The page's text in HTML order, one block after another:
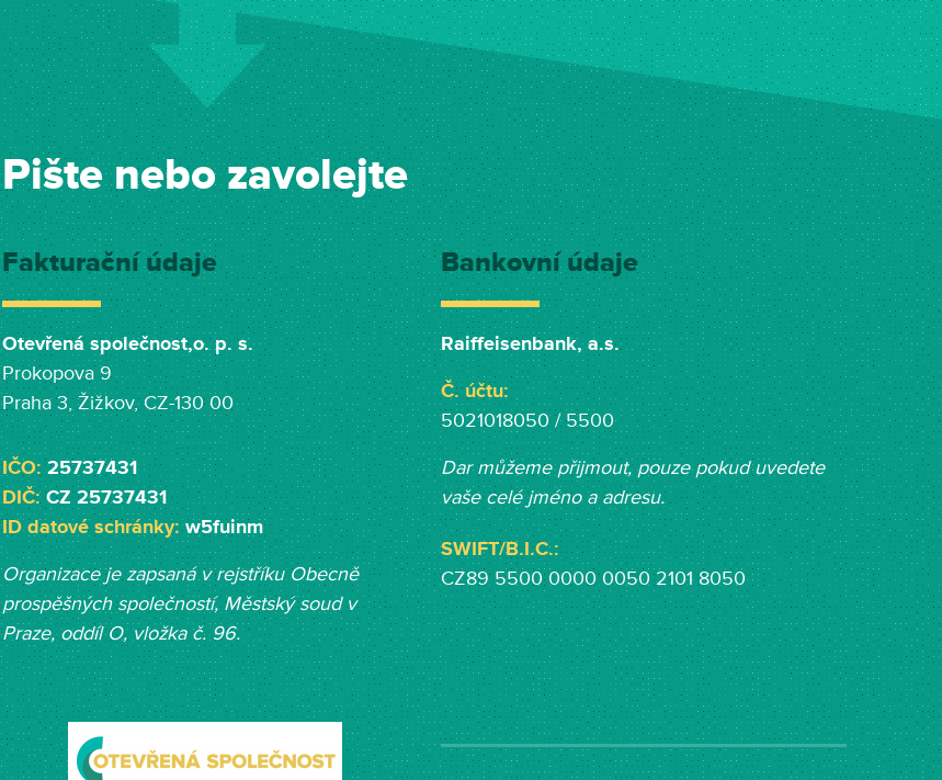
Pište nebo zavolejte
Fakturační údaje
Otevřená společnost,o. p. s.
Prokopova 9
Praha 3, Žižkov, CZ-130 00
IČO:25737431
DIČ:CZ 25737431
ID datové schránky:w5fuinm
Organizace je zapsaná v rejstříku Obecně
prospěšných společností, Městský soud v
Praze, oddíl O, vložka č. 96.
Bankovní údaje
Raiffeisenbank, a.s.
Č. účtu:
5021018050 / 5500
Dar můžeme přijmout, pouze pokud uvedete
vaše celé jméno a adresu.
SWIFT/B.I.C.:
CZ89 5500 0000 0050 2101 8050